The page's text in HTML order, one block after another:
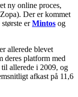
ny online proces,
Der er kommet
erMintos og
allerede blevet
deres platform med
allerede i 2009, og
afkast på 11,6